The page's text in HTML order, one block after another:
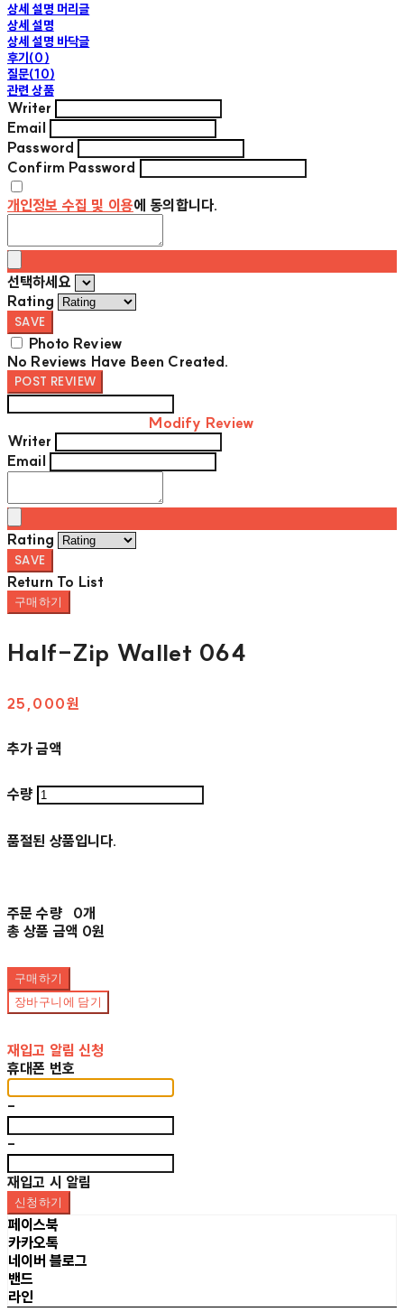
상세 설명 머리글
상세 설명
상세 설명 바닥글
후기(0)
질문(10)
관련 상품
Writer
Email
Password
Confirm Password
개인정보 수집 및 이용에 동의합니다.
선택하세요
Rating
SAVE
Photo Review
No Reviews Have Been Created.
POST REVIEW
Modify Review
Writer
Email
Rating
SAVE
Return To List
구매하기
Half-Zip Wallet 064
25,000원
추가 금액
수량
품절된 상품입니다.
주문 수량
0개
총 상품 금액 0원
구매하기
장바구니에 담기
재입고 알림 신청
휴대폰 번호
-
-
재입고 시 알림
신청하기
페이스북
카카오톡
네이버 블로그
밴드
라인